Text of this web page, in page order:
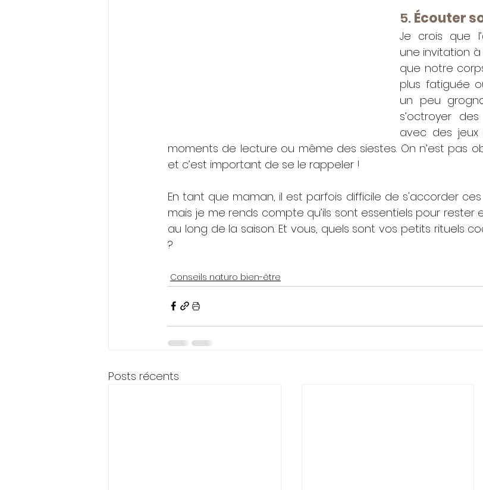
5. Écouter
Je crois que
une invitation
que notre
plus fatiguée
un peu
s’octroyer
avec des
moments de lecture ou même des siestes. On n’est pas
et c’est important de se le rappeler !
En tant que maman, il est parfois difficile de s'accorder
mais je me rends compte qu’ils sont essentiels pour
au long de la saison. Et vous, quels sont vos petits rituels
?
Conseils naturo bien-être
Posts récents